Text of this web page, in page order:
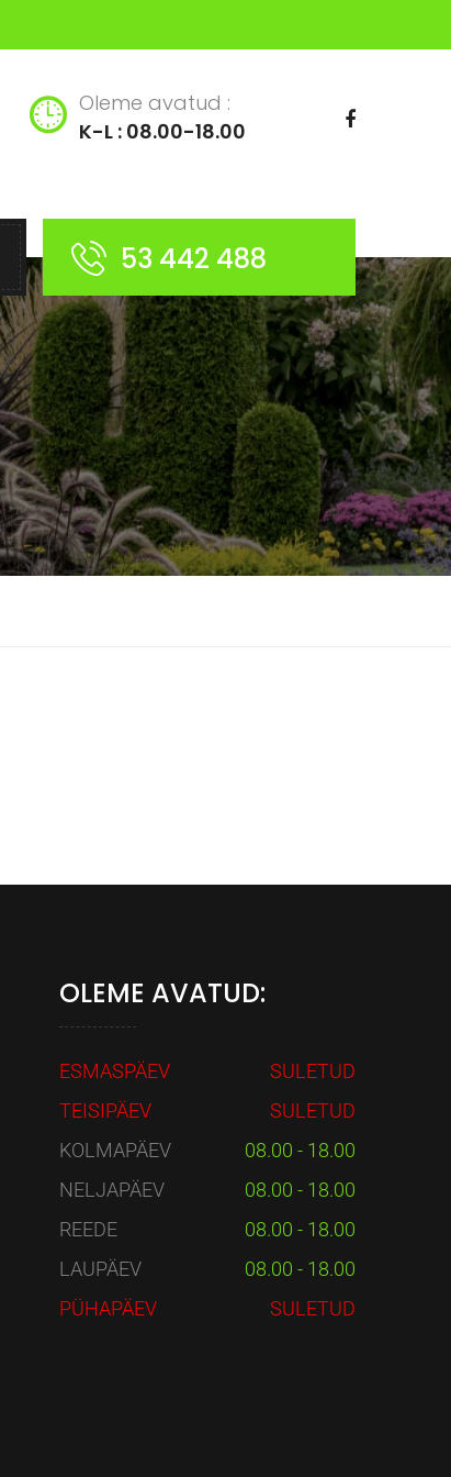
Oleme avatud :
K-L : 08.00-18.00
53 442 488
OLEME AVATUD:
ESMASPÄEV
SULETUD
TEISIPÄEV
SULETUD
KOLMAPÄEV
08.00 - 18.00
NELJAPÄEV
08.00 - 18.00
REEDE
08.00 - 18.00
LAUPÄEV
08.00 - 18.00
PÜHAPÄEV
SULETUD